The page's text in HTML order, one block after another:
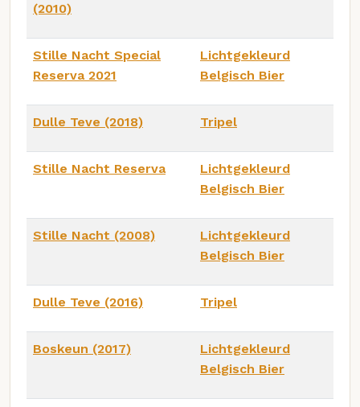
(2010)
Stille Nacht Special
Reserva 2021
Lichtgekleurd
Belgisch Bier
Dulle Teve (2018) Tripel
Stille Nacht Reserva
Lichtgekleurd
Belgisch Bier
Stille Nacht (2008)
Lichtgekleurd
Belgisch Bier
Dulle Teve (2016) Tripel
Boskeun (2017)
Lichtgekleurd
Belgisch Bier